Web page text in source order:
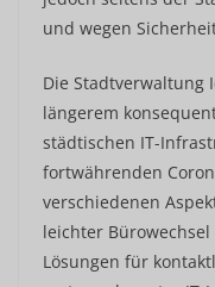
und wegen
Die Stadtverwaltung
längerem
städtischen IT-
fortwährenden
verschiedenen
leichter
Lösungen für